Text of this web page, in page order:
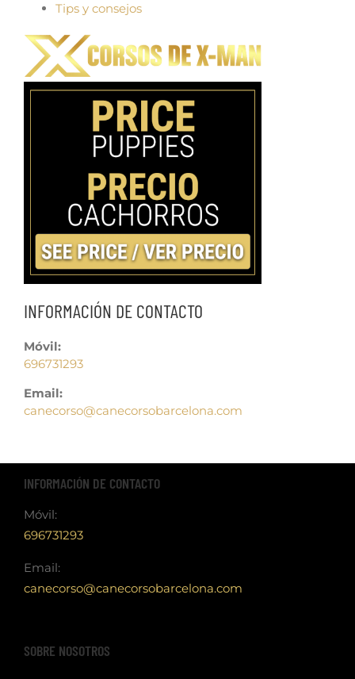
Tips y consejos
INFORMACIÓN DE CONTACTO
Móvil:
696731293
Email:
canecorso@canecorsobarcelona.com
INFORMACIÓN DE CONTACTO
Móvil:
696731293
Email:
canecorso@canecorsobarcelona.com
SOBRE NOSOTROS